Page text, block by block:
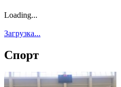
Loading...
Загрузка...
Спорт